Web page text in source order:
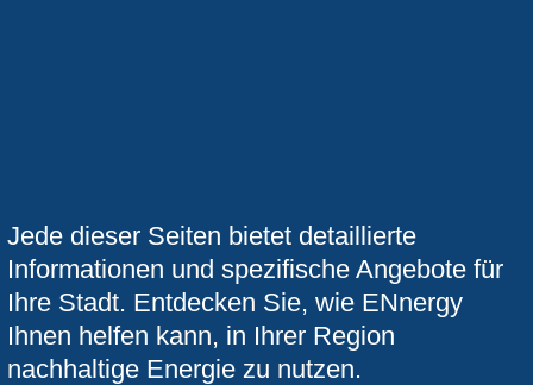
Jede dieser Seiten bietet detaillierte
Informationen und spezifische Angebote für
Ihre Stadt. Entdecken Sie, wie ENnergy
Ihnen helfen kann, in Ihrer Region
nachhaltige Energie zu nutzen.